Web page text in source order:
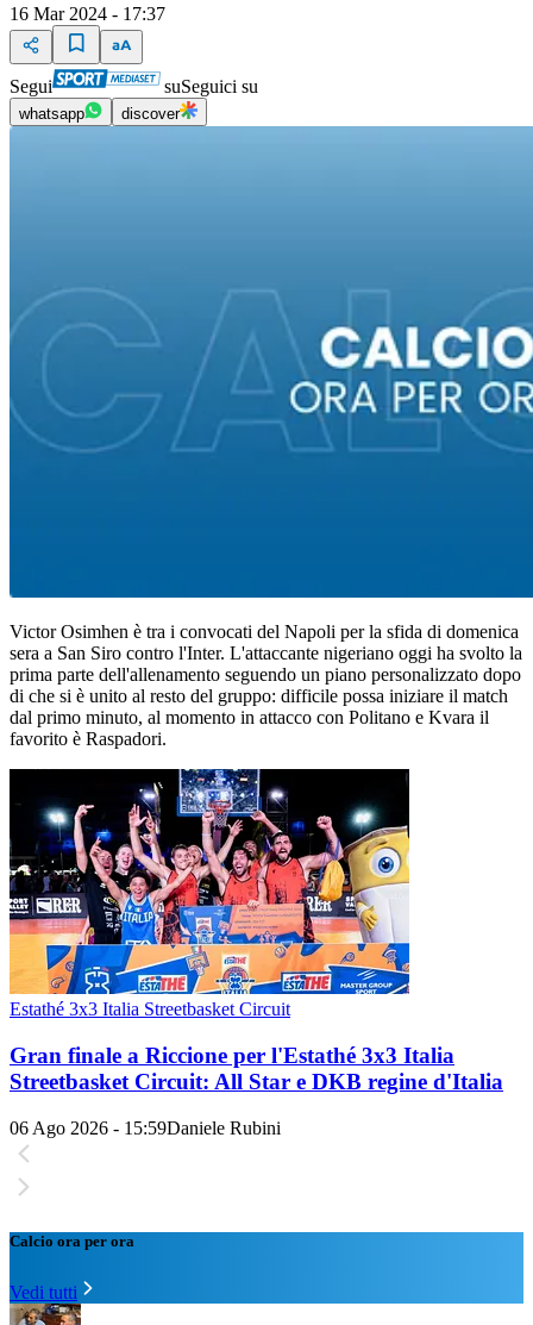
16 Mar 2024 - 17:37
Segui suSeguici su
whatsapp discover
Victor Osimhen è tra i convocati del Napoli per la sfida di domenica
sera a San Siro contro l'Inter. L'attaccante nigeriano oggi ha svolto la
prima parte dell'allenamento seguendo un piano personalizzato dopo
di che si è unito al resto del gruppo: difficile possa iniziare il match
dal primo minuto, al momento in attacco con Politano e Kvara il
favorito è Raspadori.
Estathé 3x3 Italia Streetbasket Circuit
Gran finale a Riccione per l'Estathé 3x3 Italia
Streetbasket Circuit: All Star e DKB regine d'Italia
06 Ago 2026 - 15:59Daniele Rubini
Calcio ora per ora
Vedi tutti